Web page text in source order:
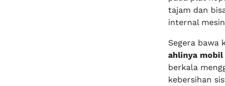
tajam dan
internal
Segera bawa
ahlinya
berkala
kebersihan